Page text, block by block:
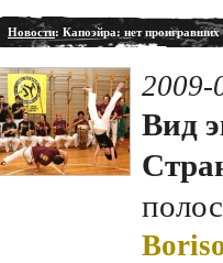
Новости: Капоэйра: нет проигравших
2009-
Вид